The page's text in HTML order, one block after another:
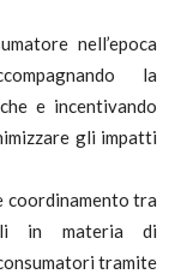
nell’epoca
la
e incentivando
gli impatti
coordinamento tra
in materia di
tramite